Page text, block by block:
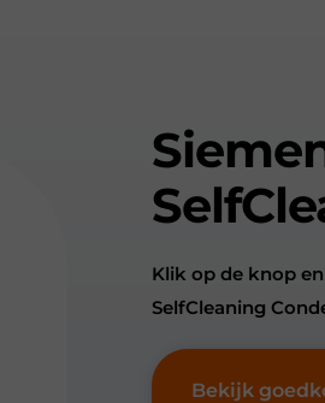
Klik op de knop
SelfCleaning
Bekijk